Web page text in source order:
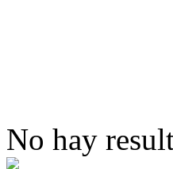
No hay